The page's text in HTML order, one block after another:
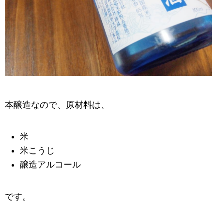
本醸造なので、原材料は、
米
米こうじ
醸造アルコール
です。